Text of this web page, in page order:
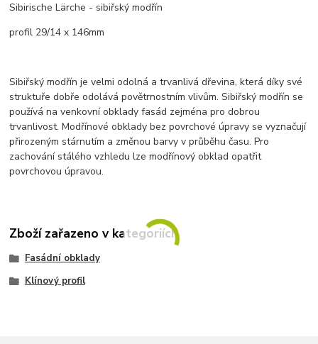
Sibirische Lärche - sibiřský modřín
profil 29/14 x 146mm
Sibiřský modřín je velmi odolná a trvanlivá dřevina, která díky své
struktuře dobře odolává povětrnostním vlivům. Sibiřský modřín se
používá na venkovní obklady fasád zejména pro dobrou
trvanlivost. Modřínové obklady bez povrchové úpravy se vyznačují
přirozeným stárnutím a změnou barvy v průběhu času. Pro
zachování stálého vzhledu lze modřínový obklad opatřit
povrchovou úpravou.
Zboží zařazeno v kategoriích
Fasádní obklady
Klínový profil